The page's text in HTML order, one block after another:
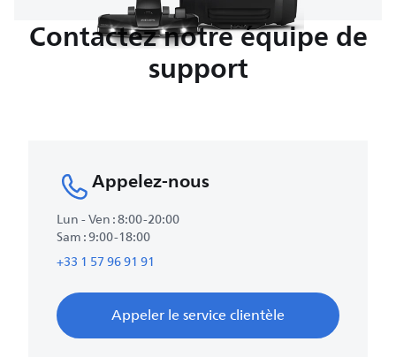
Contactez notre équipe de
support
Appelez-nous
Lun - Ven : 8:00-20:00
Sam : 9:00-18:00
+33 1 57 96 91 91
Appeler le service clientèle